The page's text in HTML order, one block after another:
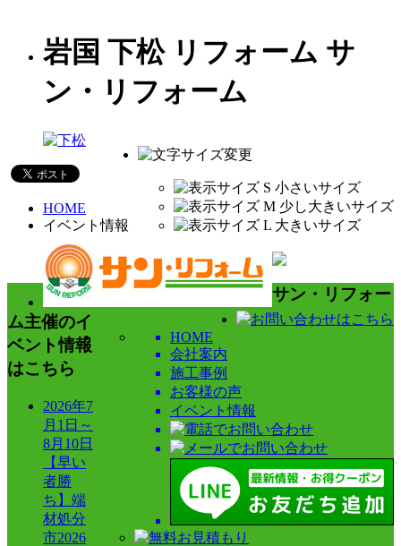
岩国 下松 リフォーム サ
ン・リフォーム
HOME
会社案内
施工事例
お客様の声
イベント情報
HOME
イベント情報
サン・リフォー
ム主催のイ
ベント情報
はこちら
2026年7
月1日～
8月10日
【早い
者勝
ち】端
材処分
市2026